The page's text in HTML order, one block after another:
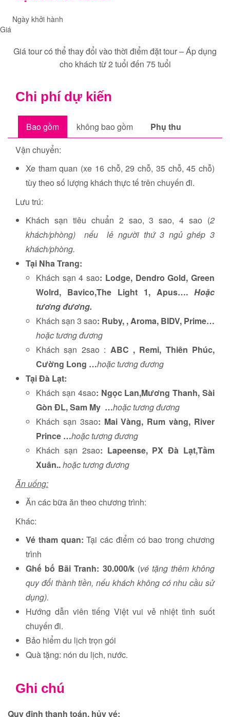
Ngày khởi hành
Giá
Giá tour có thể thay đổi vào thời điểm đặt tour – Áp dụng
cho khách từ 2 tuổi đến 75 tuổi
Chi phí dự kiến
Bao gồm không bao gồm
Phụ thu
Vận chuyển:
Xe tham quan (xe 16 chỗ, 29 chỗ, 35 chỗ, 45 chỗ)
tùy theo số lượng khách thực tế trên chuyến đi.
Lưu trú:
Khách sạn tiêu chuẩn 2 sao, 3 sao, 4 sao (2
khách/phòng) nếu lẻ người thứ 3 ngủ ghép 3
khách/phòng.
Tại Nha Trang:
Khách sạn 4 sao: Lodge, Dendro Gold, Green
Wolrd, Bavico,The Light 1, Apus…. Hoặc
tương đương.
Khách sạn 3 sao: Ruby, , Aroma, BIDV, Prime…
hoặc tương đương
Khách sạn 2sao : ABC , Remi, Thiên Phúc,
Cường Long …hoặc tương đương
Tại Đà Lạt:
Khách sạn 4sao: Ngọc Lan,Mương Thanh, Sài
Gòn ĐL, Sam My …hoặc tương đương
Khách sạn 3sao: Mai Vàng, Rum vàng, River
Prince …hoặc tương đương
Khách sạn 2sao: Lapeense, PX Đà Lạt,Tầm
Xuân..hoặc tương đương
Ăn uống:
Ăn các bữa ăn theo chương trình:
Khác:
Vé tham quan: Tại các điểm có bao trong chương
trình
Ghế bố Bãi Tranh: 30.000/k (vé tặng thêm không
quy đổi thành tiền, nếu khách không có nhu cầu sử
dụng).
Hướng dẫn viên tiếng Việt vui vẻ nhiệt tình suốt
chuyến đi.
Bảo hiểm du lịch trọn gói
Quà tặng: nón du lịch, nước.
Ghi chú
Quy định thanh toán, hủy vé: